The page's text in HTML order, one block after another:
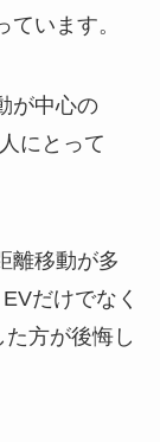
います。
が中心の
にとって
離移動が多
だけでなく
方が後悔し